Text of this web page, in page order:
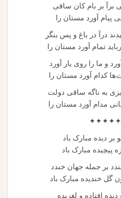
برآ بر بام کان ساقی
پیام آورد مستان را
درآ در باغ و پس بنگر
تمام آورد مستان را
و ما را روی یار آورد
کدام آورد مستان را
به ناگه ساقی دولت
مدام آورد مستان را
بر دیده مبارک باد
پیچیده مبارک باد
بر جمله جهان خندد
گل خندیده مبارک باد
افتاده و لغزیده